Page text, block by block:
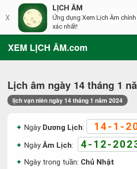
XEM LỊCH ÂM.com
Lịch âm ngày 14 tháng 1
lịch vạn niên ngày 14 tháng 1 năm 2024
Ngày Dương Lịch: 14-1-
NgàyÂm Lịch: 4-12-
Ngày trong tuần: Chủ Nhật
X
LỊCH ÂM
Ứng dụng Xem Lịch Âm chính
xác nhất!